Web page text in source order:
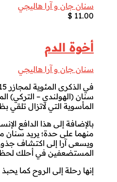
سنان جان و آرا هاليجي
$ 11.00
أخوة الدم
سنان جان و آرا هاليجي
سنان (الهولندي – التركي)
المأسوية التي لاتزال تلقي
بالإضافة إلى هذا الدافع
منهما على حدة؛ يريد سنان
ويسعى آرا إلى اكتشاف جذور
المستضعفين في أحلك
إنها رحلة إلى الروح كما